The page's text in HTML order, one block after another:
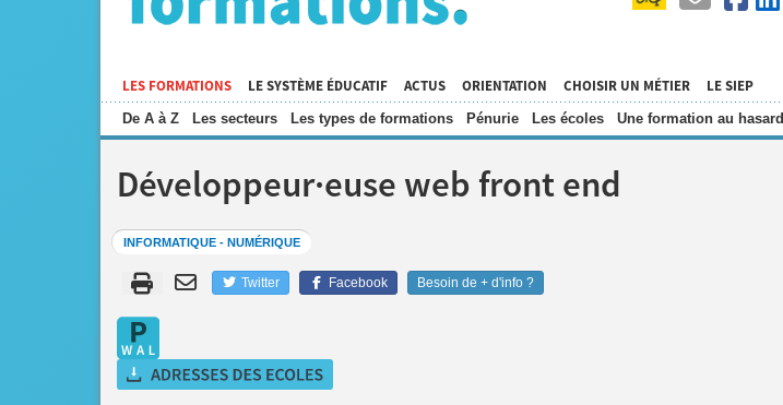
LES FORMATIONS
De A à Z Les secteurs Les types de formations Pénurie Les écoles Une formation au hasard
LE SYSTÈME ÉDUCATIF ACTUS ORIENTATION CHOISIR UN MÉTIER LE SIEP
Développeur·euse web front end
INFORMATIQUE - NUMÉRIQUE
Twitter Facebook Besoin de + d'info ?